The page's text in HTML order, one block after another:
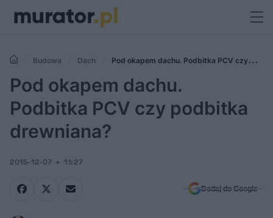
Budowa Dach
Pod okapem dachu. Podbitka PCV czy
podbitka drewniana?
Pod okapem dachu.
Podbitka PCV czy podbitka
drewniana?
2015-12-07 11:27
Dodaj do Google